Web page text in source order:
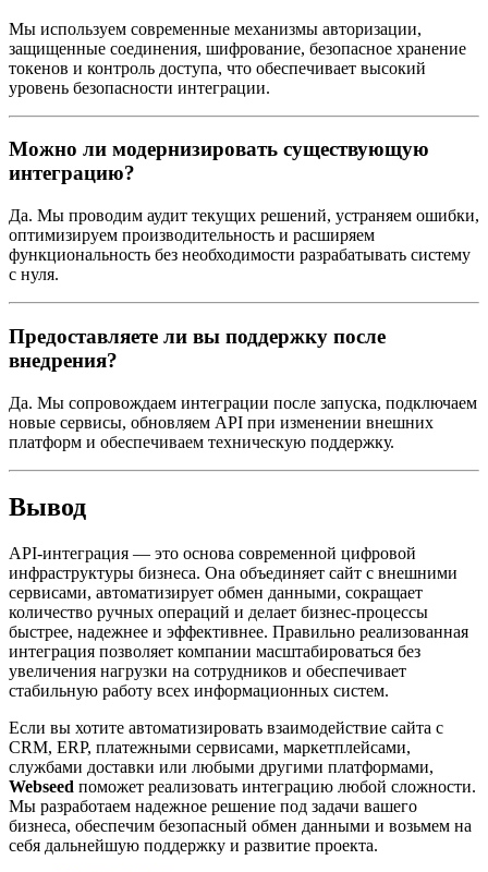
Мы используем современные механизмы авторизации,
защищенные соединения, шифрование, безопасное хранение
токенов и контроль доступа, что обеспечивает высокий
уровень безопасности интеграции.
Можно ли модернизировать существующую
интеграцию?
Да. Мы проводим аудит текущих решений, устраняем ошибки,
оптимизируем производительность и расширяем
функциональность без необходимости разрабатывать систему
с нуля.
Предоставляете ли вы поддержку после
внедрения?
Да. Мы сопровождаем интеграции после запуска, подключаем
новые сервисы, обновляем API при изменении внешних
платформ и обеспечиваем техническую поддержку.
Вывод
API-интеграция — это основа современной цифровой
инфраструктуры бизнеса. Она объединяет сайт с внешними
сервисами, автоматизирует обмен данными, сокращает
количество ручных операций и делает бизнес-процессы
быстрее, надежнее и эффективнее. Правильно реализованная
интеграция позволяет компании масштабироваться без
увеличения нагрузки на сотрудников и обеспечивает
стабильную работу всех информационных систем.
Если вы хотите автоматизировать взаимодействие сайта с
CRM, ERP, платежными сервисами, маркетплейсами,
службами доставки или любыми другими платформами,
Webseed поможет реализовать интеграцию любой сложности.
Мы разработаем надежное решение под задачи вашего
бизнеса, обеспечим безопасный обмен данными и возьмем на
себя дальнейшую поддержку и развитие проекта.